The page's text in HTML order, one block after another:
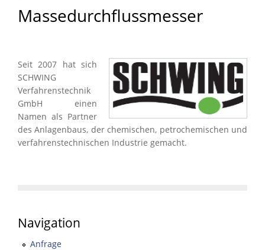
Massedurchflussmesser
Seit 2007 hat sich
SCHWING
Verfahrenstechnik
GmbH einen
Namen als Partner
des Anlagenbaus, der chemischen, petrochemischen und
verfahrenstechnischen Industrie gemacht.
Navigation
Anfrage